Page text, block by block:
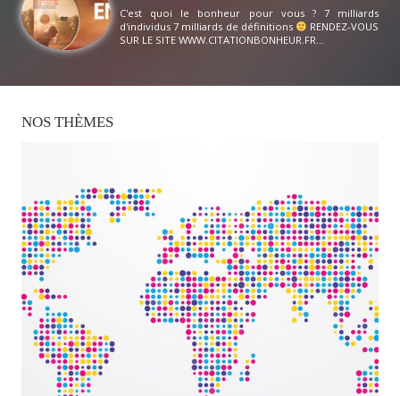
C'est quoi le bonheur pour vous ? 7 milliards
d'individus 7 milliards de définitions
RENDEZ-VOUS
SUR LE SITE WWW.CITATIONBONHEUR.FR...
NOS THÈMES